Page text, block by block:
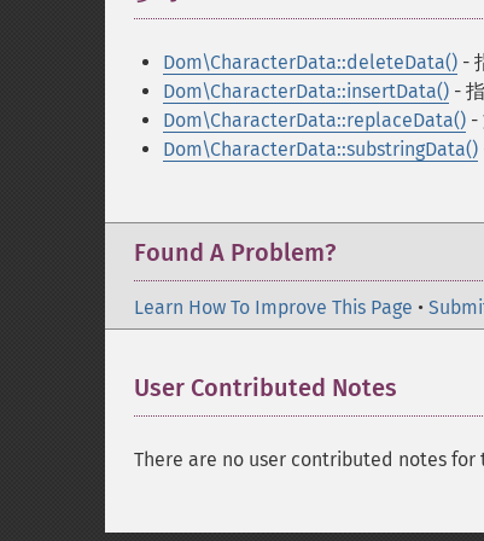
Dom\CharacterData::deleteData() -
Dom\CharacterData::insertData() -
Dom\CharacterData::replaceData() -
Dom\CharacterData::substringData()
Found A Problem?
Learn How To Improve This Page •
User Contributed Notes
There are no user contributed notes for